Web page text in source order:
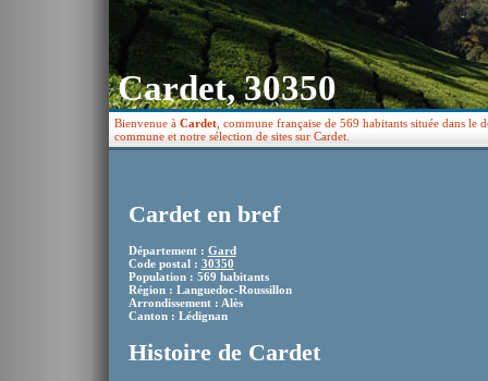
Cardet, 30350
Bienvenue à Cardet , commune française de 569 habitants située dans
commune et notre sélection de sites sur Cardet.
Cardet en bref
Département : Gard
Code postal : 30350
Population : 569 habitants
Région : Languedoc-Roussillon
Arrondissement : Alès
Canton : Lédignan
Histoire de Cardet